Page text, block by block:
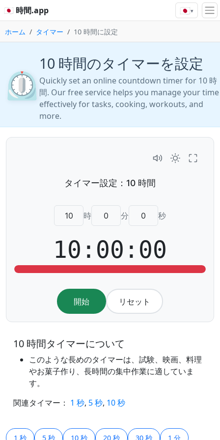
🇯🇵 時間.app 🇯🇵▾
ホーム タイマー 10 時間に設定
⏲️
10 時間のタイマーを設定
Quickly set an online countdown timer for 10 時
間. Our free service helps you manage your time
effectively for tasks, cooking, workouts, and
more.
時 分 秒
10:00:00
開始 リセット
10 時間タイマーについて
このような長めのタイマーは、試験、映画、料理
やお菓子作り、長時間の集中作業に適していま
す。
関連タイマー： 1 秒, 5 秒, 10 秒
1 秒 5 秒 10 秒 20 秒 30 秒 1 分